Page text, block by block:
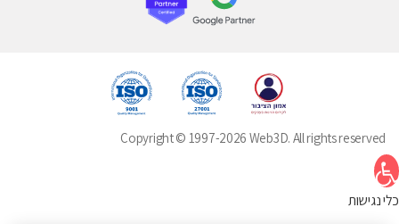
Copyright © 1997-2026 Web3D. All rights reserved
פתח סרגל נגישות
כלי נגישות